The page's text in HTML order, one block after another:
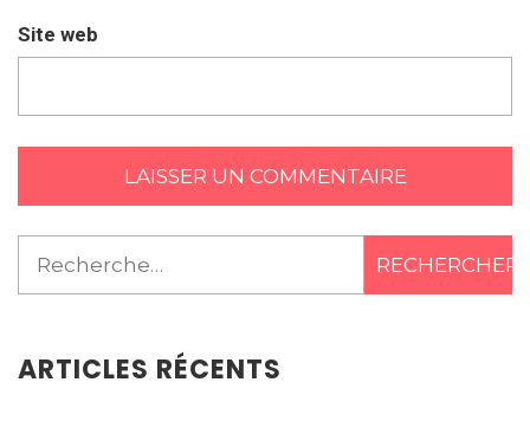
Site web
Rechercher :
ARTICLES RÉCENTS